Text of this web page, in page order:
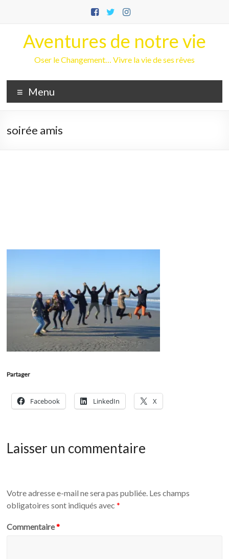
Aventures de notre vie
Oser le Changement… Vivre la vie de ses rêves
Menu
soirée amis
Partager
Facebook LinkedIn X
Laisser un commentaire
Votre adresse e-mail ne sera pas publiée. Les champs
obligatoires sont indiqués avec*
Commentaire*